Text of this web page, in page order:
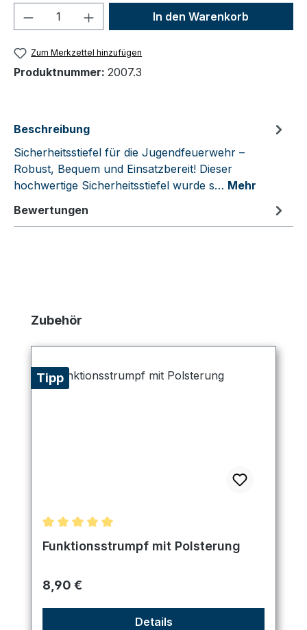
Produkt Anzahl: Gib denIn den Warenkorb
Zum Merkzettel hinzufügen
Produktnummer: 2007.3
Beschreibung
Sicherheitsstiefel für die Jugendfeuerwehr –
Robust, Bequem und Einsatzbereit! Dieser
hochwertige Sicherheitsstiefel wurde s… Mehr
Bewertungen
Produktgalerie überspringen
Zubehör
Tipp
Durchschnittliche Bewertung von 5 von 5 Sternen
Funktionsstrumpf mit Polsterung
Regulärer Preis:
8,90 €
Details